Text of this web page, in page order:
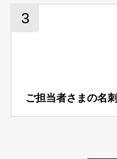
3
ご担当者さまの名刺